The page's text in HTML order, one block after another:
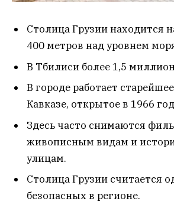
Столица Грузии находится
400 метров над уровнем
В Тбилиси более 1,5
В городе работает
Кавказе, открытое в 1966
Здесь часто снимаются
живописным видам и
улицам.
Столица Грузии считается
безопасных в регионе.